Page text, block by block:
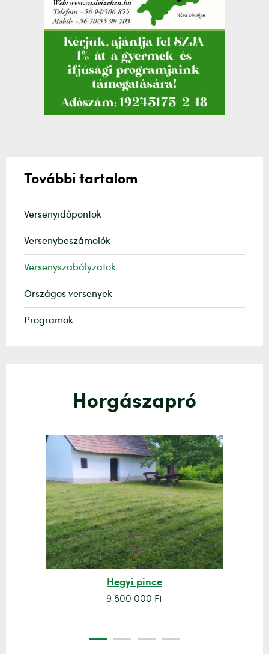
További tartalom
Versenyidőpontok
Versenybeszámolók
Versenyszabályzatok
Országos versenyek
Programok
Horgászapró
Hegyi pince
9 800 000 Ft